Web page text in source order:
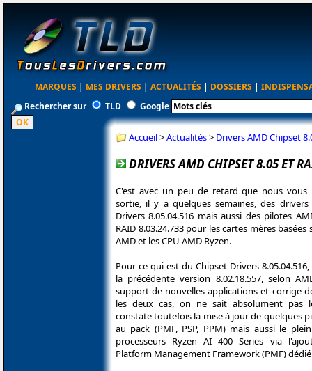
MARQUES | MES DRIVERS | ACTUALITÉS | DOSSIERS |
Rechercher sur
TLD Google
Accueil>Actualités> Drivers AMD Chipset
DRIVERS AMD CHIPSET 8.05 ET
C'est avec un peu de retard que nous vous
sortie, il y a quelques semaines, des drivers
Drivers 8.05.04.516 mais aussi des pilotes
RAID 8.03.24.733 pour les cartes mères
AMD et les CPU AMD Ryzen.
Pour ce qui est du Chipset Drivers
la précédente version 8.02.18.557, selon
support de nouvelles applications et corrige
les deux cas, on ne sait absolument pas
constate toutefois la mise à jour de quelques
au pack (PMF, PSP, PPM) mais aussi le
processeurs Ryzen AI 400 Series via
Platform Management Framework (PMF)